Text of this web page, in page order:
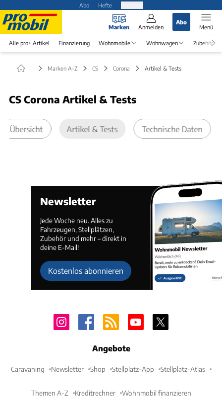
Abo Hefte
Marken Anmelden
Abo
Menü
Alle pro+ Artikel Finanzierung Wohnmobile Wohnwagen Zubehör
Marken A-Z CS Corona Artikel & Tests
CS Corona Artikel & Tests
Übersicht Artikel & Tests Technische Daten
Newsletter
Jede Woche neu. Alles zu
Fahrzeugen, Stellplätzen,
Zubehör und mehr – direkt in
deine E-Mail!
Kostenlos abonnieren
Angebote
Caravaning Newsletter Shop Stellplatz-App Stellplatz-Atlas
Themen A-Z Kreditrechner Wohnmobil finanzieren